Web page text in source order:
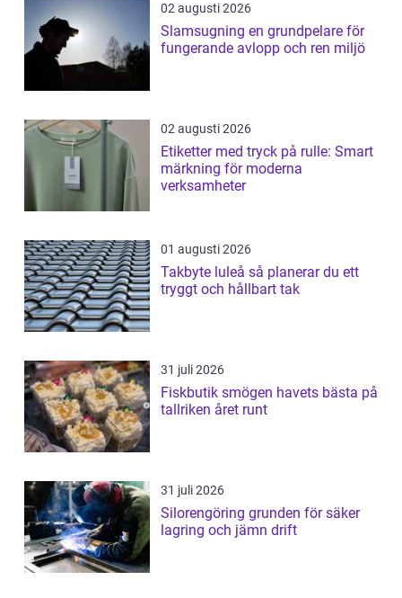
02 augusti 2026
Slamsugning en grundpelare för
fungerande avlopp och ren miljö
02 augusti 2026
Etiketter med tryck på rulle: Smart
märkning för moderna
verksamheter
01 augusti 2026
Takbyte luleå så planerar du ett
tryggt och hållbart tak
31 juli 2026
Fiskbutik smögen havets bästa på
tallriken året runt
31 juli 2026
Silorengöring grunden för säker
lagring och jämn drift